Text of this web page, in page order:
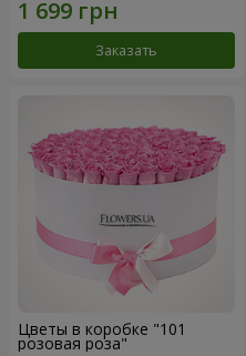
Заказать
Цветы в коробке "101
розовая роза"